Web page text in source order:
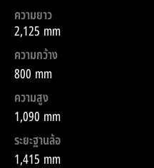
ความยาว
2,125 mm
ความกว้าง
800 mm
ความสูง
1,090 mm
ระยะฐานล้อ
1,415 mm